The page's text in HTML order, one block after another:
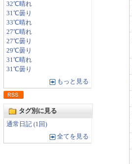
32℃晴れ
31℃曇り
33℃晴れ
27℃晴れ
27℃曇り
29℃曇り
31℃晴れ
31℃曇り
もっと見る
タグ別に見る
通常日記 (1回)
全てを見る